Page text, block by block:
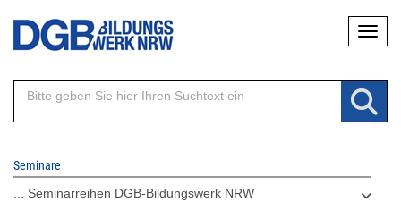
Direkt
Inhalt
Seminare
... Seminarreihen DGB-Bildungswerk NRW